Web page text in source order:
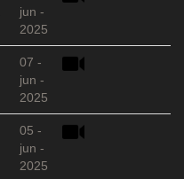
jun -
2025
07 -
jun -
2025
05 -
jun -
2025